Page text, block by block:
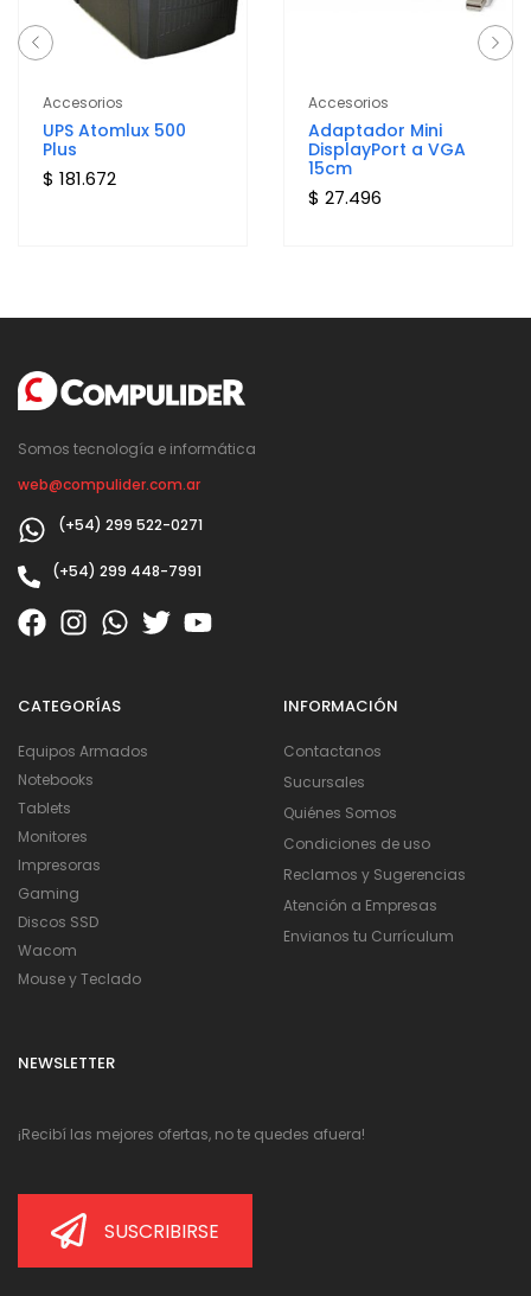
Accesorios
UPS Atomlux 500
Plus
$ 181.672
Accesorios
Adaptador Mini
DisplayPort a VGA
15cm
$ 27.496
Somos tecnología e informática
web@compulider.com.ar
(+54) 299 522-0271
(+54) 299 448-7991
CATEGORÍAS
Equipos Armados
Notebooks
Tablets
Monitores
Impresoras
Gaming
Discos SSD
Wacom
Mouse y Teclado
INFORMACIÓN
Contactanos
Sucursales
Quiénes Somos
Condiciones de uso
Reclamos y Sugerencias
Atención a Empresas
Envianos tu Currículum
NEWSLETTER
¡Recibí las mejores ofertas, no te quedes afuera!
SUSCRIBIRSE